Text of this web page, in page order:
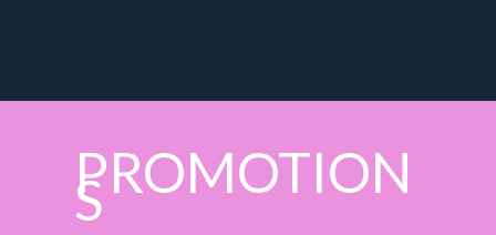
PROMOTION
S